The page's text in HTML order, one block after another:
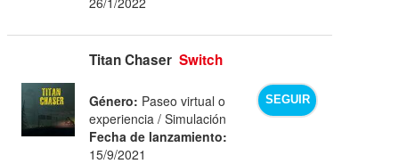
Titan Chaser Switch
SEGUIR
Género: Paseo virtual o
experiencia / Simulación
Fecha de lanzamiento:
15/9/2021